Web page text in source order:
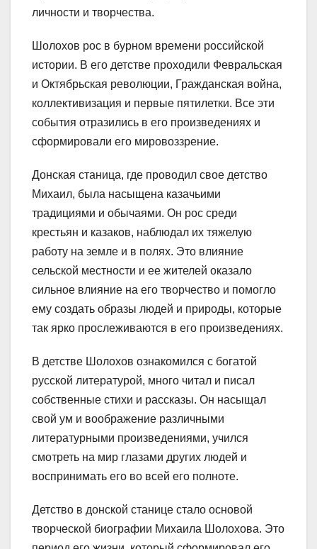
личности и творчества.
Шолохов рос в бурном времени российской
истории. В его детстве проходили Февральская
и Октябрьская революции, Гражданская война,
коллективизация и первые пятилетки. Все эти
события отразились в его произведениях и
сформировали его мировоззрение.
Донская станица, где проводил свое детство
Михаил, была насыщена казачьими
традициями и обычаями. Он рос среди
крестьян и казаков, наблюдал их тяжелую
работу на земле и в полях. Это влияние
сельской местности и ее жителей оказало
сильное влияние на его творчество и помогло
ему создать образы людей и природы, которые
так ярко прослеживаются в его произведениях.
В детстве Шолохов ознакомился с богатой
русской литературой, много читал и писал
собственные стихи и рассказы. Он насыщал
свой ум и воображение различными
литературными произведениями, учился
смотреть на мир глазами других людей и
воспринимать его во всей его полноте.
Детство в донской станице стало основой
творческой биографии Михаила Шолохова. Это